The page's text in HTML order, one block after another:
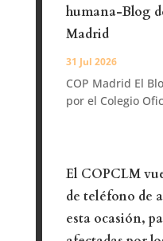
humana-Blog
Madrid
31 Jul 2026
COP Madrid El
por el Colegio
El COPCLM
de teléfono de
esta ocasión,